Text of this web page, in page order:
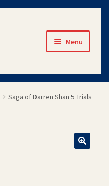
Menu
Saga of Darren Shan 5 Trials